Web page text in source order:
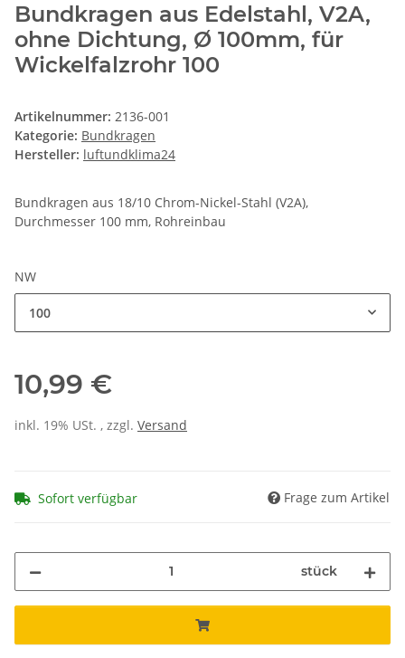
Bundkragen aus Edelstahl, V2A,
ohne Dichtung, Ø 100mm, für
Wickelfalzrohr 100
Artikelnummer: 2136-001
Kategorie: Bundkragen
Hersteller: luftundklima24
Bundkragen aus 18/10 Chrom-Nickel-Stahl (V2A),
Durchmesser 100 mm, Rohreinbau
NW
100
10,99 €
inkl. 19% USt. , zzgl. Versand
Sofort verfügbar Frage zum Artikel
stück